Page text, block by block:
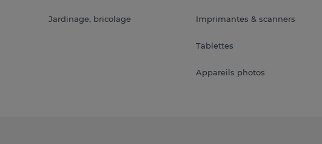
Jardinage, bricolage Imprimantes & scanners
Tablettes
Appareils photos